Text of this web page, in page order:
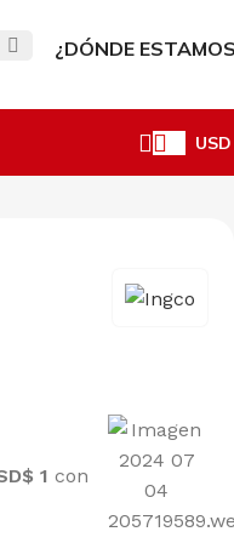
¿DÓNDE
USD
1 con